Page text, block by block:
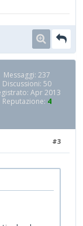
Messaggi: 237
Discussioni: 50
Apr 2013
Reputazione: 4
#3